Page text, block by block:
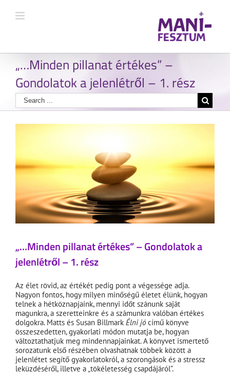
„…Minden pillanat értékes” –
Gondolatok a jelenlétről – 1. rész
„…Minden pillanat értékes” – Gondolatok a
jelenlétről – 1. rész
Az élet rövid, az értékét pedig pont a végessége adja.
Nagyon fontos, hogy milyen minőségű életet élünk, hogyan
telnek a hétköznapjaink, mennyi időt szánunk saját
magunkra, a szeretteinkre és a számunkra valóban értékes
dolgokra. Matts és Susan Billmark Élni jó című könyve
összeszedetten, gyakorlati módon mutatja be, hogyan
változtathatjuk meg mindennapjainkat. A könyvet ismertető
sorozatunk első részében olvashatnak többek között a
jelenlétet segítő gyakorlatokról, a szorongások és a stressz
leküzdéséről, illetve a „tökéletesség csapdájáról”.